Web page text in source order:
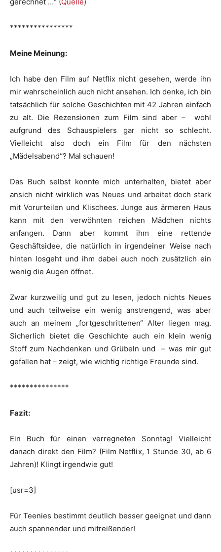
****************
Meine Meinung:
Ich habe den Film auf Netflix nicht gesehen, werde ihn
mir wahrscheinlich auch nicht ansehen. Ich denke, ich bin
tatsächlich für solche Geschichten mit 42 Jahren einfach
zu alt. Die Rezensionen zum Film sind aber – wohl
aufgrund des Schauspielers gar nicht so schlecht.
Vielleicht also doch ein Film für den nächsten
„Mädelsabend“? Mal schauen!
Das Buch selbst konnte mich unterhalten, bietet aber
ansich nicht wirklich was Neues und arbeitet doch stark
mit Vorurteilen und Klischees. Junge aus ärmeren Haus
kann mit den verwöhnten reichen Mädchen nichts
anfangen. Dann aber kommt ihm eine rettende
Geschäftsidee, die natürlich in irgendeiner Weise nach
hinten losgeht und ihm dabei auch noch zusätzlich ein
wenig die Augen öffnet.
Zwar kurzweilig und gut zu lesen, jedoch nichts Neues
und auch teilweise ein wenig anstrengend, was aber
auch an meinem „fortgeschrittenen“ Alter liegen mag.
Sicherlich bietet die Geschichte auch ein klein wenig
Stoff zum Nachdenken und Grübeln und – was mir gut
gefallen hat – zeigt, wie wichtig richtige Freunde sind.
***************
Fazit:
Ein Buch für einen verregneten Sonntag! Vielleicht
danach direkt den Film? (Film Netflix, 1 Stunde 30, ab 6
Jahren)! Klingt irgendwie gut!
[usr=3]
Für Teenies bestimmt deutlich besser geeignet und dann
auch spannender und mitreißender!